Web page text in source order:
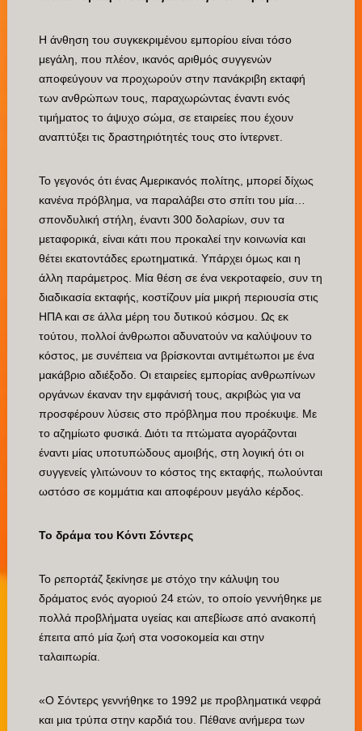
Η άνθηση του συγκεκριμένου εμπορίου είναι τόσο
μεγάλη, που πλέον, ικανός αριθμός συγγενών
αποφεύγουν να προχωρούν στην πανάκριβη εκταφή
των ανθρώπων τους, παραχωρώντας έναντι ενός
τιμήματος το άψυχο σώμα, σε εταιρείες που έχουν
αναπτύξει τις δραστηριότητές τους στο ίντερνετ.
Το γεγονός ότι ένας Αμερικανός πολίτης, μπορεί δίχως
κανένα πρόβλημα, να παραλάβει στο σπίτι του μία…
σπονδυλική στήλη, έναντι 300 δολαρίων, συν τα
μεταφορικά, είναι κάτι που προκαλεί την κοινωνία και
θέτει εκατοντάδες ερωτηματικά. Υπάρχει όμως και η
άλλη παράμετρος. Μία θέση σε ένα νεκροταφείο, συν τη
διαδικασία εκταφής, κοστίζουν μία μικρή περιουσία στις
ΗΠΑ και σε άλλα μέρη του δυτικού κόσμου. Ως εκ
τούτου, πολλοί άνθρωποι αδυνατούν να καλύψουν το
κόστος, με συνέπεια να βρίσκονται αντιμέτωποι με ένα
μακάβριο αδιέξοδο. Οι εταιρείες εμπορίας ανθρωπίνων
οργάνων έκαναν την εμφάνισή τους, ακριβώς για να
προσφέρουν λύσεις στο πρόβλημα που προέκυψε. Με
το αζημίωτο φυσικά. Διότι τα πτώματα αγοράζονται
έναντι μίας υποτυπώδους αμοιβής, στη λογική ότι οι
συγγενείς γλιτώνουν το κόστος της εκταφής, πωλούνται
ωστόσο σε κομμάτια και αποφέρουν μεγάλο κέρδος.
Το δράμα του Κόντι Σόντερς
Το ρεπορτάζ ξεκίνησε με στόχο την κάλυψη του
δράματος ενός αγοριού 24 ετών, το οποίο γεννήθηκε με
πολλά προβλήματα υγείας και απεβίωσε από ανακοπή
έπειτα από μία ζωή στα νοσοκομεία και στην
ταλαιπωρία.
«Ο Σόντερς γεννήθηκε το 1992 με προβληματικά νεφρά
και μια τρύπα στην καρδιά του. Πέθανε ανήμερα των